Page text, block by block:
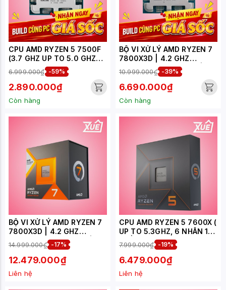
CPU AMD RYZEN 5 7500F
(3.7 GHZ UP TO 5.0 GHZ
38MB 6 CORES, 12
THREADS 65W, SOCKET
AM5) - TRAY
6.999.000₫ -59%
2.890.000₫
Còn hàng
BỘ VI XỬ LÝ AMD RYZEN 7
7800X3D | 4.2 GHZ
(5.0GHZ MAX BOOST) |
104MB CACHE | 8 CORES,
16 THREADS | 120W |
SOCKET AM5 - TRAY
10.999.000₫ -39%
6.690.000₫
Còn hàng
BỘ VI XỬ LÝ AMD RYZEN 7
7800X3D | 4.2 GHZ
(5.0GHZ MAX BOOST) |
104MB CACHE | 8 CORES,
16 THREADS | 120W |
14.999.000₫ -17%
12.479.000₫
Liên hệ
CPU AMD RYZEN 5 7600X (
UP TO 5.3GHZ, 6 NHÂN 12
LUỒNG, 38MB CACHE,
AM5)
7.999.000₫ -19%
6.479.000₫
Liên hệ